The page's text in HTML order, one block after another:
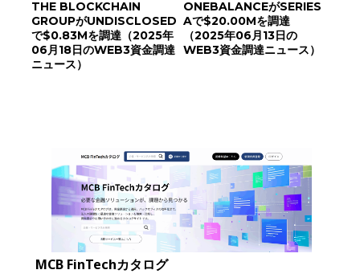
THE BLOCKCHAIN
GROUPがUNDISCLOSED
で$0.83Mを調達（2025年
06月18日のWEB3資金調達
ニュース）
ONEBALANCEがSERIES
Aで$20.00Mを調達
（2025年06月13日の
WEB3資金調達ニュース）
MCB FinTechカタログ